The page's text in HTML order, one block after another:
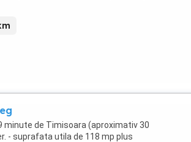
minute de Timisoara (aproximativ 30
- suprafata utila de 118 mp plus